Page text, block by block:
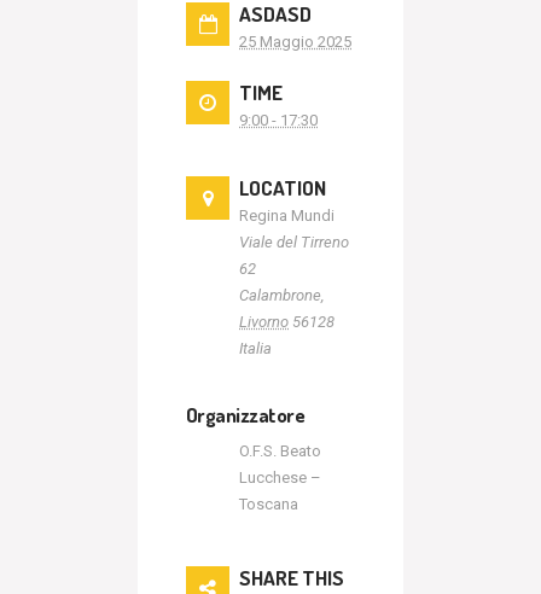
ASDASD
25 Maggio 2025
TIME
9:00 - 17:30
LOCATION
Regina Mundi
Viale del Tirreno
62
Calambrone
Livorno 56128
Italia
Organizzatore
O.F.S. Beato
Lucchese –
Toscana
SHARE THIS